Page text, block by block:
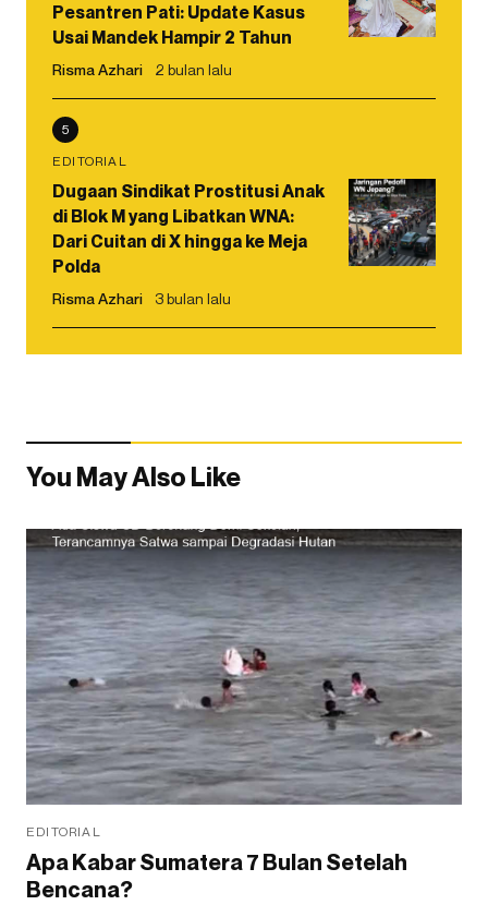
Pesantren Pati: Update Kasus
Usai Mandek Hampir 2 Tahun
Risma Azhari 2 bulan lalu
5
EDITORIAL
Dugaan Sindikat Prostitusi Anak
di Blok M yang Libatkan WNA:
Dari Cuitan di X hingga ke Meja
Polda
Risma Azhari 3 bulan lalu
You May Also Like
EDITORIAL
Apa Kabar Sumatera 7 Bulan Setelah
Bencana?